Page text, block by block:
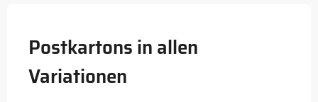
Postkartons in allen
Variationen